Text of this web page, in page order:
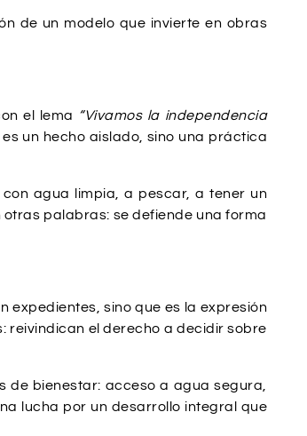
de un modelo que invierte en obras
el lema “Vivamos la independencia
un hecho aislado, sino una práctica
agua limpia, a pescar, a tener un
palabras: se defiende una forma
expedientes, sino que es la expresión
reivindican el derecho a decidir sobre
de bienestar: acceso a agua segura,
lucha por un desarrollo integral que